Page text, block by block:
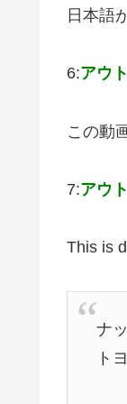
日本語
6:アウ
この動
7:アウ
This is
ナ
ト